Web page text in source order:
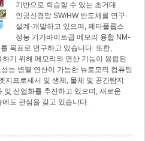
기반으로 학습할 수 있는 초거대
인공신경망 SW/HW 반도체를 연구·
설계·개발하고 있으며, 페타플롭스
성능 기가바이트급 메모리 융합 NM-
목표로 연구하고 있습니다. 또한,
기 위해 메모리와 연산 기능이 융합된
능 병렬 연산이 가능한 뉴로모픽 컴퓨팅
지프로세서 및 생체, 물체 및 공간탐지
산업화를 추진하고 있으며, 새로운
도 관심을 갖고 있습니다.